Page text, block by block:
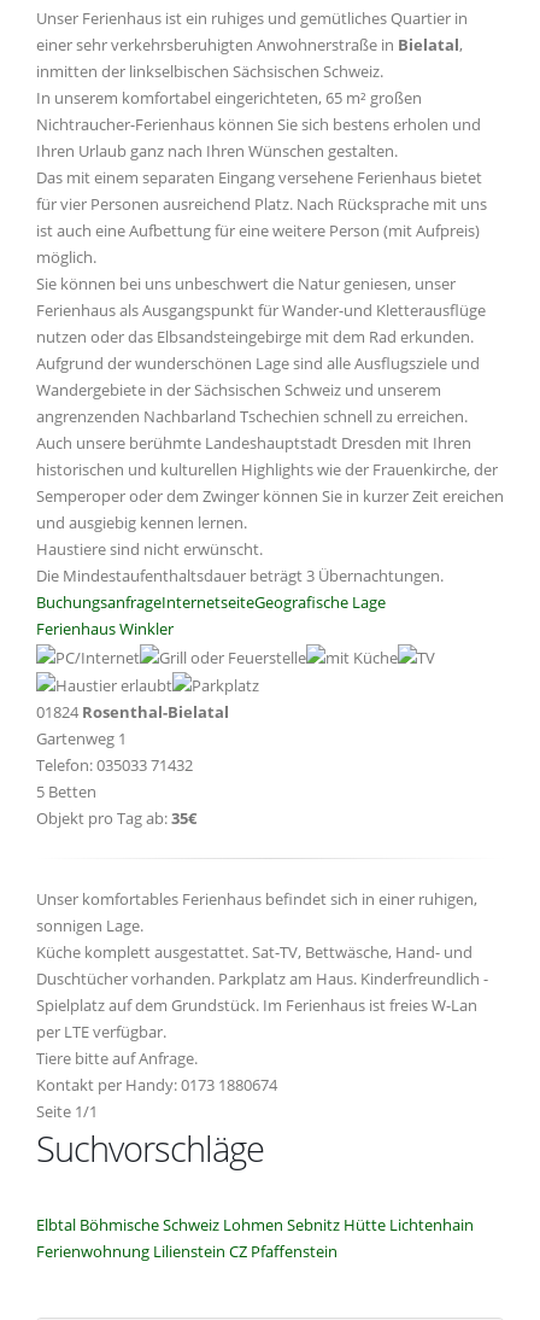
Unser Ferienhaus ist ein ruhiges und gemütliches Quartier in
einer sehr verkehrsberuhigten Anwohnerstraße in Bielatal,
inmitten der linkselbischen Sächsischen Schweiz.
In unserem komfortabel eingerichteten, 65 m² großen
Nichtraucher-Ferienhaus können Sie sich bestens erholen und
Ihren Urlaub ganz nach Ihren Wünschen gestalten.
Das mit einem separaten Eingang versehene Ferienhaus bietet
für vier Personen ausreichend Platz. Nach Rücksprache mit uns
ist auch eine Aufbettung für eine weitere Person (mit Aufpreis)
möglich.
Sie können bei uns unbeschwert die Natur geniesen, unser
Ferienhaus als Ausgangspunkt für Wander-und Kletterausflüge
nutzen oder das Elbsandsteingebirge mit dem Rad erkunden.
Aufgrund der wunderschönen Lage sind alle Ausflugsziele und
Wandergebiete in der Sächsischen Schweiz und unserem
angrenzenden Nachbarland Tschechien schnell zu erreichen.
Auch unsere berühmte Landeshauptstadt Dresden mit Ihren
historischen und kulturellen Highlights wie der Frauenkirche, der
Semperoper oder dem Zwinger können Sie in kurzer Zeit ereichen
und ausgiebig kennen lernen.
Haustiere sind nicht erwünscht.
Die Mindestaufenthaltsdauer beträgt 3 Übernachtungen.
BuchungsanfrageInternetseiteGeografische Lage
Ferienhaus Winkler
01824 Rosenthal-Bielatal
Gartenweg 1
Telefon: 035033 71432
5 Betten
Objekt pro Tag ab:35€
Unser komfortables Ferienhaus befindet sich in einer ruhigen,
sonnigen Lage.
Küche komplett ausgestattet. Sat-TV, Bettwäsche, Hand- und
Duschtücher vorhanden. Parkplatz am Haus. Kinderfreundlich -
Spielplatz auf dem Grundstück. Im Ferienhaus ist freies W-Lan
per LTE verfügbar.
Tiere bitte auf Anfrage.
Kontakt per Handy: 0173 1880674
Seite 1/1
Suchvorschläge
Elbtal Böhmische Schweiz Lohmen Sebnitz Hütte Lichtenhain
Ferienwohnung Lilienstein CZ Pfaffenstein